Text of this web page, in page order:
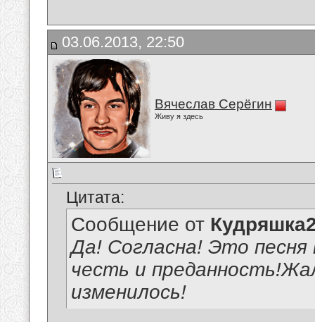
03.06.2013, 22:50
Вячеслав Серёгин
Живу я здесь
Цитата:
Сообщение от
Да! Согласна! Это
честь и
изменилось!